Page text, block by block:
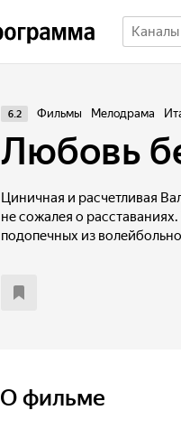
6.2 Фильмы Мелодрама
Любовь
Циничная и расчетливая
не сожалея о
подопечных из
отомстить бывшему
О фильме